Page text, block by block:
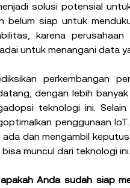
solusi potensial
belum siap untuk
karena
untuk menangani data
perkembangan
dengan lebih
teknologi ini.
penggunaan
ada dan mengambil
muncul dari teknologi ini.
apakah Anda sudah siap